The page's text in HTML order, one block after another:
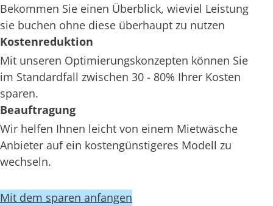
Bekommen Sie einen Überblick, wieviel Leistung
sie buchen ohne diese überhaupt zu nutzen
Kostenreduktion
Mit unseren Optimierungskonzepten können Sie
im Standardfall zwischen 30 - 80% Ihrer Kosten
sparen.
Beauftragung
Wir helfen Ihnen leicht von einem Mietwäsche
Anbieter auf ein kostengünstigeres Modell zu
wechseln.
Mit dem sparen anfangen